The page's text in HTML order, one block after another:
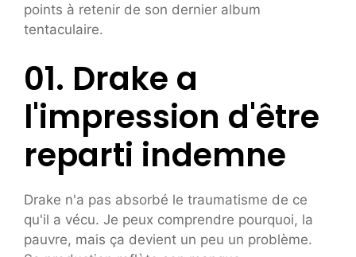
points à retenir de son dernier album
tentaculaire.
01. Drake a
l'impression d'être
reparti indemne
Drake n'a pas absorbé le traumatisme de ce
qu'il a vécu. Je peux comprendre pourquoi, la
pauvre, mais ça devient un peu un problème.